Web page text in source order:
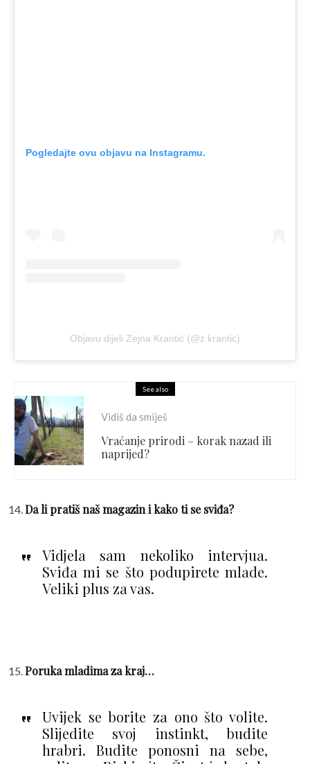
Pogledajte ovu objavu na Instagramu.
Objavu dijeli Zejna Krantic (@z.krantic)
See also
Vidiš da smiješ
Vraćanje prirodi – korak nazad ili
naprijed?
Da li pratiš naš magazin i kako ti se sviđa?
Vidjela sam nekoliko intervjua.
Sviđa mi se što podupirete mlade.
Veliki plus za vas.
Poruka mladima za kraj…
Uvijek se borite za ono što volite.
Slijedite svoj instinkt, budite
hrabri. Budite ponosni na sebe,